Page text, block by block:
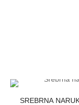
SREBRNA